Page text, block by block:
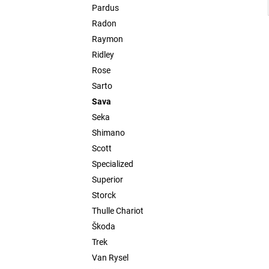
Pardus
Radon
Raymon
Ridley
Rose
Sarto
Sava
Seka
Shimano
Scott
Specialized
Superior
Storck
Thulle Chariot
Škoda
Trek
Van Rysel